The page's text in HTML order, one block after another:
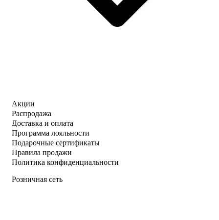
Акции
Распродажа
Доставка и оплата
Программа лояльности
Подарочные сертификаты
Правила продажи
Политика конфиденциальности
Розничная сеть